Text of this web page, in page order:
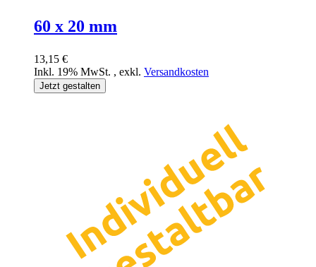
60 x 20 mm
13,15 €
Inkl. 19% MwSt. , exkl. Versandkosten
Jetzt gestalten